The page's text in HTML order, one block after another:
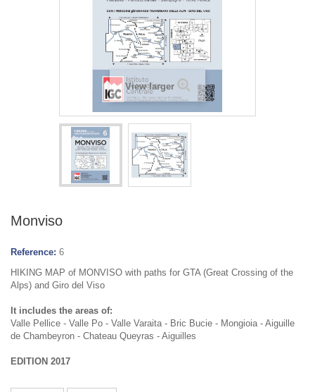
View larger
Monviso
Reference: 6
HIKING MAP of MONVISO with paths for GTA (Great Crossing of the
Alps) and Giro del Viso
It includes the areas of:
Valle Pellice - Valle Po - Valle Varaita - Bric Bucie - Mongioia - Aiguille
de Chambeyron - Chateau Queyras - Aiguilles
EDITION 2017